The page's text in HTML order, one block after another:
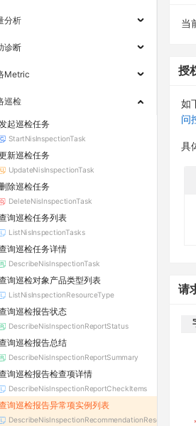
分析
诊断
Metric
巡检
发起巡检任务
StartNisInspectionTask
新巡检任务
UpdateNisInspectionTask
除巡检任务
DeleteNisInspectionTask
询巡检任务列表
ListNisInspectionTasks
询巡检任务详情
DescribeNisInspectionTask
询巡检对象产品类型列表
ListNisInspectionResourceType
询巡检报告状态
DescribeNisInspectionReportStatus
询巡检报告总结
DescribeNisInspectionReportSummary
询巡检报告检查项详情
DescribeNisInspectionReportCheckItems
询巡检报告异常项实例列表
DescribeNisInspectionRecommendationResources
当
授
如
问
具
请